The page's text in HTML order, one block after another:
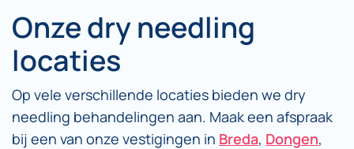
Onze dry needling
locaties
Op vele verschillende locaties bieden we dry
needling behandelingen aan. Maak een afspraak
bij een van onze vestigingen in Breda, Dongen,